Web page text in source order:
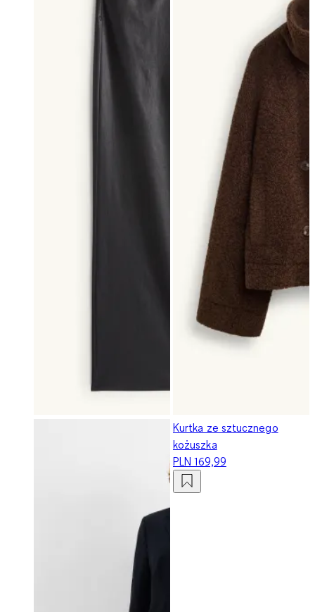
Kurtka ze sztucznego
kożuszka
PLN 169,99